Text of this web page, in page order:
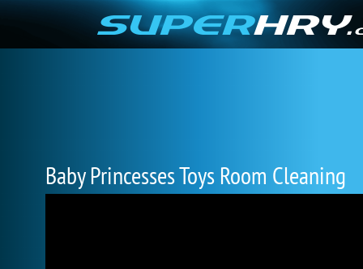
Baby Princesses Toys Room Cleaning